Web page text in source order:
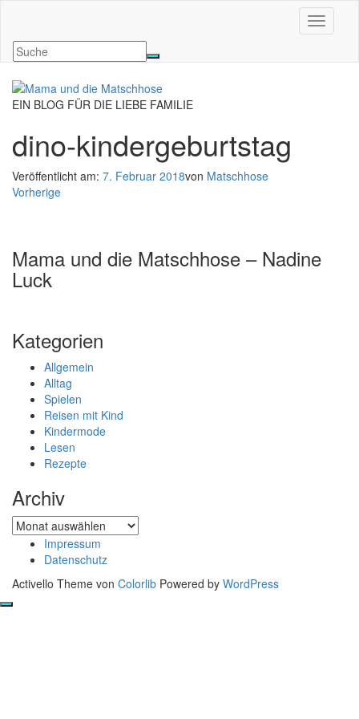
EIN BLOG FÜR DIE LIEBE FAMILIE
dino-kindergeburtstag
Veröffentlicht am: 7. Februar 2018von Matschhose
Vorherige
Mama und die Matschhose – Nadine
Luck
Kategorien
Allgemein
Alltag
Spielen
Reisen mit Kind
Kindermode
Lesen
Rezepte
Archiv
Archiv
Impressum
Datenschutz
Activello Theme von Colorlib Powered by WordPress